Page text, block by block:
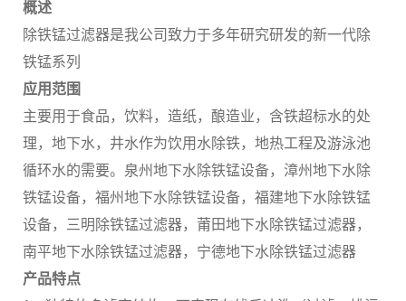
概述
除铁锰过滤器是我公司致力于多年研究研发的新一代除
铁锰系列
应用范围
主要用于食品，饮料，造纸，酿造业，含铁超标水的处
理，地下水，井水作为饮用水除铁，地热工程及游泳池
循环水的需要。泉州地下水除铁锰设备，漳州地下水除
铁锰设备，福州地下水除铁锰设备，福建地下水除铁锰
设备，三明除铁锰过滤器，莆田地下水除铁锰过滤器，
南平地下水除铁锰过滤器，宁德地下水除铁锰过滤器
产品特点